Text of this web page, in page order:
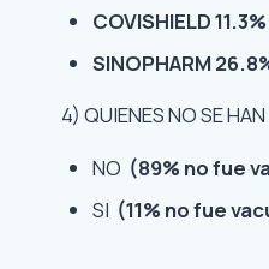
COVISHIELD 11.3%
SINOPHARM
4) QUIENES NO SE
NO (89% no fue
SI (11% no fue